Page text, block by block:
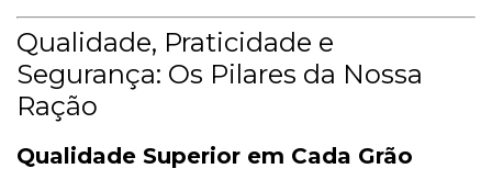
Qualidade, Praticidade e
Segurança: Os Pilares da Nossa
Ração
Qualidade Superior em Cada Grão